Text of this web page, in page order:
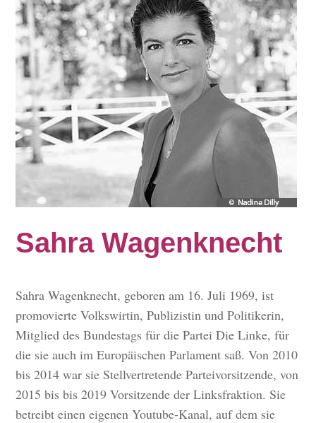
Sahra Wagenknecht
Sahra Wagenknecht, geboren am 16. Juli 1969, ist
promovierte Volkswirtin, Publizistin und Politikerin,
Mitglied des Bundestags für die Partei Die Linke, für
die sie auch im Europäischen Parlament saß. Von 2010
bis 2014 war sie Stellvertretende Parteivorsitzende, von
2015 bis bis 2019 Vorsitzende der Linksfraktion. Sie
betreibt einen eigenen Youtube-Kanal, auf dem sie